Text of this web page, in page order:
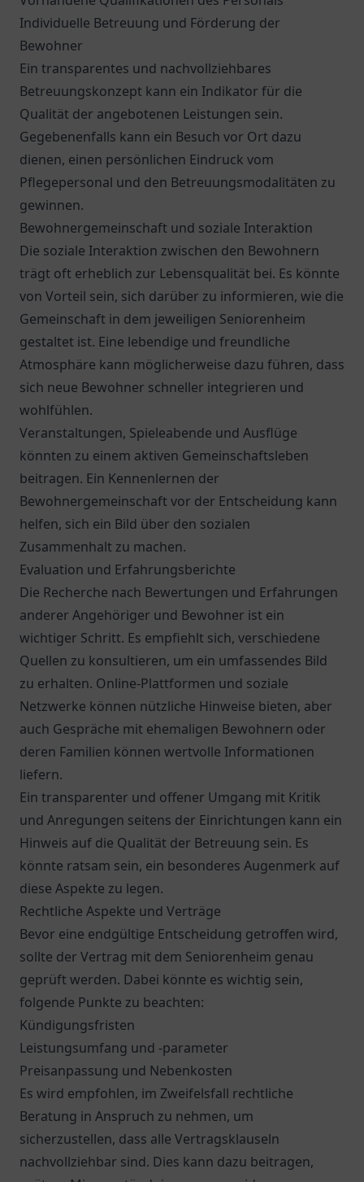
Individuelle Betreuung und Förderung der
Bewohner
Ein transparentes und nachvollziehbares
Betreuungskonzept kann ein Indikator für die
Qualität der angebotenen Leistungen sein.
Gegebenenfalls kann ein Besuch vor Ort dazu
dienen, einen persönlichen Eindruck vom
Pflegepersonal und den Betreuungsmodalitäten zu
gewinnen.
Bewohnergemeinschaft und soziale Interaktion
Die soziale Interaktion zwischen den Bewohnern
trägt oft erheblich zur Lebensqualität bei. Es könnte
von Vorteil sein, sich darüber zu informieren, wie die
Gemeinschaft in dem jeweiligen Seniorenheim
gestaltet ist. Eine lebendige und freundliche
Atmosphäre kann möglicherweise dazu führen, dass
sich neue Bewohner schneller integrieren und
wohlfühlen.
Veranstaltungen, Spieleabende und Ausflüge
könnten zu einem aktiven Gemeinschaftsleben
beitragen. Ein Kennenlernen der
Bewohnergemeinschaft vor der Entscheidung kann
helfen, sich ein Bild über den sozialen
Zusammenhalt zu machen.
Evaluation und Erfahrungsberichte
Die Recherche nach Bewertungen und Erfahrungen
anderer Angehöriger und Bewohner ist ein
wichtiger Schritt. Es empfiehlt sich, verschiedene
Quellen zu konsultieren, um ein umfassendes Bild
zu erhalten. Online-Plattformen und soziale
Netzwerke können nützliche Hinweise bieten, aber
auch Gespräche mit ehemaligen Bewohnern oder
deren Familien können wertvolle Informationen
liefern.
Ein transparenter und offener Umgang mit Kritik
und Anregungen seitens der Einrichtungen kann ein
Hinweis auf die Qualität der Betreuung sein. Es
könnte ratsam sein, ein besonderes Augenmerk auf
diese Aspekte zu legen.
Rechtliche Aspekte und Verträge
Bevor eine endgültige Entscheidung getroffen wird,
sollte der Vertrag mit dem Seniorenheim genau
geprüft werden. Dabei könnte es wichtig sein,
folgende Punkte zu beachten:
Kündigungsfristen
Leistungsumfang und -parameter
Preisanpassung und Nebenkosten
Es wird empfohlen, im Zweifelsfall rechtliche
Beratung in Anspruch zu nehmen, um
sicherzustellen, dass alle Vertragsklauseln
nachvollziehbar sind. Dies kann dazu beitragen,